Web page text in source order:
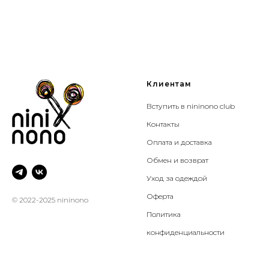
© 2022-2025 nininono
Клиентам
Вступить в nininono club
Контакты
Оплата и доставка
Обмен и возврат
Уход за одеждой
Оферта
Политика
конфиденциальности